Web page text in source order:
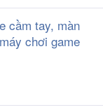
cầm tay, màn
chơi game